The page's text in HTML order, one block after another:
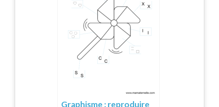
Graphisme : reproduire